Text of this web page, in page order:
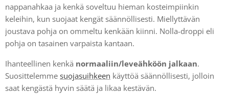
nappanahkaa ja kenkä soveltuu hieman kosteimpiinkin
keleihin, kun suojaat kengät säännöllisesti. Miellyttävän
joustava pohja on ommeltu kenkään kiinni. Nolla-droppi eli
pohja on tasainen varpaista kantaan.
Ihanteellinen kenkä normaaliin/leveähköön jalkaan.
Suosittelemme suojasuihkeen käyttöä säännöllisesti, jolloin
saat kengästä hyvin säätä ja likaa kestävän.